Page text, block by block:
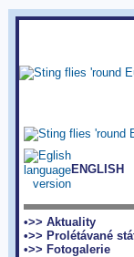
ENGLISH
•>> Aktuality
•>> Prolétávané
•>> Fotogalerie